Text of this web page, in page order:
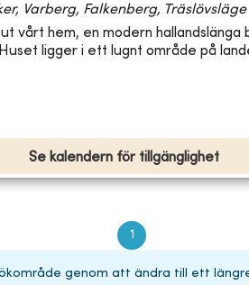
Varberg, Falkenberg, Träslövsläge
ut vårt hem, en modern hallandslänga
Huset ligger i ett lugnt område på
Se kalendern för tillgänglighet
1
genom att ändra till ett